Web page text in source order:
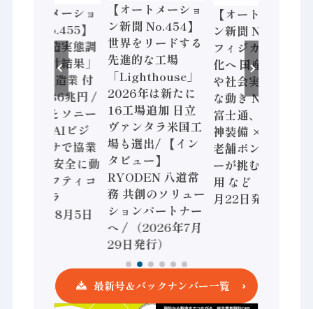
【オートメーショ
ン新聞 No.455】
「経済構造実態調
査二次集計結果」
2024年製造業 付
加価値額86兆円 /
三菱電機とソニー
セミコン AIビジ
ョンセンサで協業
/ IDEC、安全に動
かすセーフティコ
ントローラ
（2026年8月5日
【オートメーショ
ン新聞 No.454】
世界をリードする
先進的な工場
「Lighthouse」
2026年は新たに
16工場追加 日立
ヴァンタラ米国工
場も選出/ 【イン
タビュー】
RYODEN 八道常
務 共創のソリュー
ションパートナー
へ / （2026年7月
29日発行）
【オートメーショ
ン新聞 No.453】
フィジカルAI本格
化へ 国産AI開発
や社会実装に活発
な動き Noetra、
富士通、日立 / 兵
神装備 × HMS、
老舗ポンプメーカ
ーが挑むデータ活
用 など（2026年7
月22日発行）
最新号＆バックナンバー一覧